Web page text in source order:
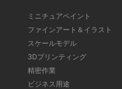
ミニチュアペイント
ファインアート＆イラスト
スケールモデル
3Dプリンティング
精密作業
ビジネス用途